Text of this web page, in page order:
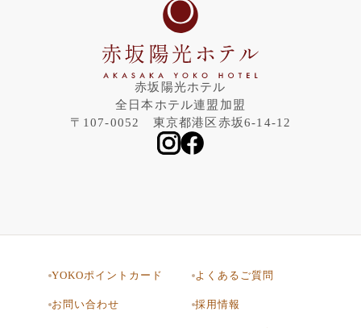
赤坂陽光ホテル
全日本ホテル連盟加盟
〒107-0052 東京都港区赤坂6-14-12
YOKOポイントカード よくあるご質問
お問い合わせ 採用情報